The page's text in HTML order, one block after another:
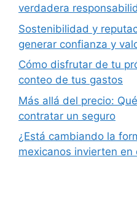
verdadera
Sostenibilidad y
generar confianza y
Cómo disfrutar de tu
conteo de tus gastos
Más allá del precio:
contratar un seguro
¿Está cambiando la
mexicanos invierten en